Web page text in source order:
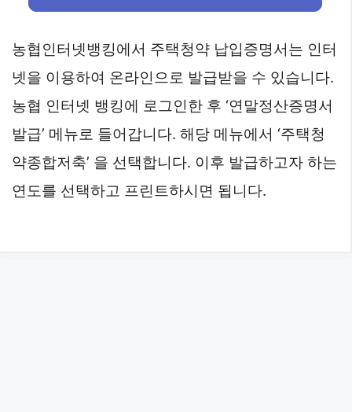
농협인터넷뱅킹에서 주택청약 납입증명서는 인터
넷을 이용하여 온라인으로 발급받을 수 있습니다.
농협 인터넷 뱅킹에 로그인한 후 ‘연말정산증명서
발급’ 메뉴로 들어갑니다. 해당 메뉴에서 ‘주택청
약종합저축’ 을 선택합니다. 이후 발급하고자 하는
연도를 선택하고 프린트하시면 됩니다.